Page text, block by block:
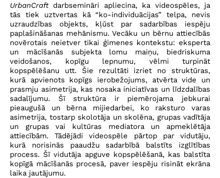
UrbanCraftdarbsemināri apliecina, ka videospēles, ja
tās tiek uztvertas kā “ko-individuācijas” telpa, nevis
uzraudzības objekts, kļūst par sadarbības iespēju
paplašināšanas mehānismu. Vecāku un bērnu attiecībās
novērotais neietver tikai ģimenes kontekstu: eksperta
un mācīšanās subjekta lomu maiņu, biedriskuma
veidošanos, kopīgu lepnumu, vēlmi turpināt
kopspēlēšanu utt. Šie rezultāti izriet no struktūras,
kurā apvienots kopīgs ierobežojums, atvērta vide un
prasmju asimetrija, kas nosaka iniciatīvas un līdzdalības
sadalījumu. Šī struktūra ir piemērojama jebkurai
pieaugušā un bērna mijiedarbei, ko raksturo varas
asimetrija, tostarp skolotāja un skolēna, grupas vadītāja
un grupas vai kultūras mediatora un apmeklētāja
attiecībām. Tādējādi videospēle pārtop par vidutāju,
kurā norisinās paaudžu sadarbībā balstīts izglītības
process. Šī vidutāja apguve kopspēlēšanā, kas balstīta
kopīgā mācīšanās procesā, paver iespēju risināt ekrāna
laika jautājumu.